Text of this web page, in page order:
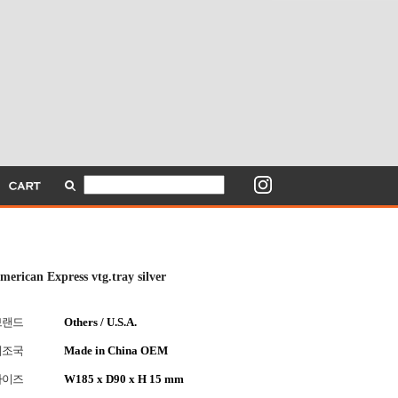
Express vtg.tray silver
드 Others / U.S.A.
국 Made in China OEM
즈 W185 x D90 x H 15 mm